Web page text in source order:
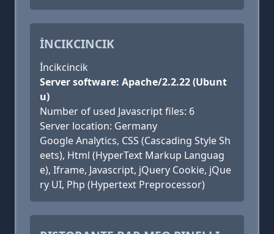
İNCIKCINCIK
İncikcincik
Server software: Apache/2.2.22 (Ubunt
u)
Number of used Javascript files: 6
Server location: Germany
Google Analytics, CSS (Cascading Style Sh
eets), Html (HyperText Markup Languag
e), Iframe, Javascript, jQuery Cookie, jQue
ry UI, Php (Hypertext Preprocessor)